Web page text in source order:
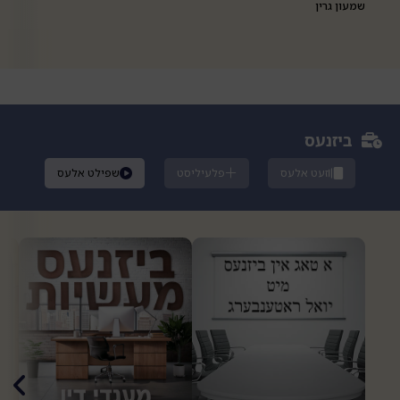
שמעון גרין
ביזנעס
שפילט אלעס פלעיליסט זעט אלעס